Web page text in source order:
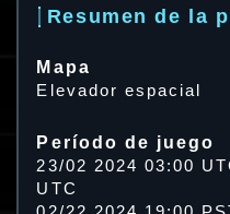
Resumen de la
Mapa
Elevador espacial
Período de juego
23/02 2024 03:00
UTC